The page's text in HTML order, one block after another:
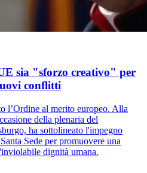
sia "sforzo creativo" per
conflitti
l’Ordine al merito europeo. Alla
della plenaria del
ha sottolineato l'impegno
Sede per promuovere una
dignità umana.